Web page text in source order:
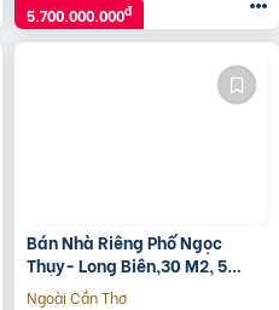
5.700.000.000đ
Bán Nhà Riêng Phố Ngọc
Thụy- Long Biên,30 M2, 5
Tầng, Mặt Tiền 4.3M,5.9 Tỷ.
Ngoài Cần Thơ